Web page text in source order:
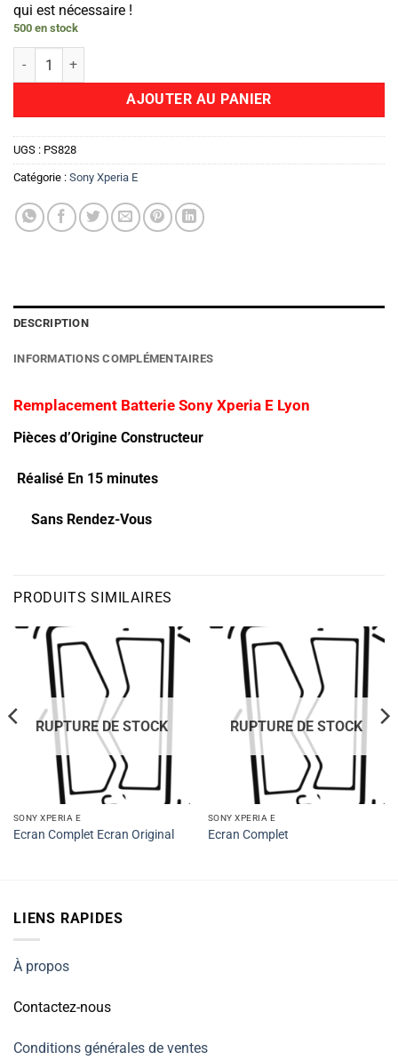
qui est nécessaire !
500 en stock
quantité de Batterie
AJOUTER AU PANIER
UGS : PS828
Catégorie : Sony Xperia E
DESCRIPTION
INFORMATIONS COMPLÉMENTAIRES
Remplacement Batterie Sony Xperia E Lyon
Pièces d’Origine Constructeur
Réalisé En 15 minutes
Sans Rendez-Vous
PRODUITS SIMILAIRES
RUPTURE DE STOCK
SONY XPERIA E
Ecran Complet Ecran Original
RUPTURE DE STOCK
SONY XPERIA E
Ecran Complet
LIENS RAPIDES
À propos
Contactez-nous
Conditions générales de ventes